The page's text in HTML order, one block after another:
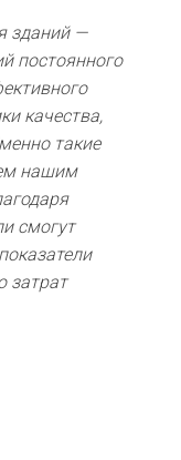
зданий —
постоянного
качества,
такие
нашим
смогут
затрат